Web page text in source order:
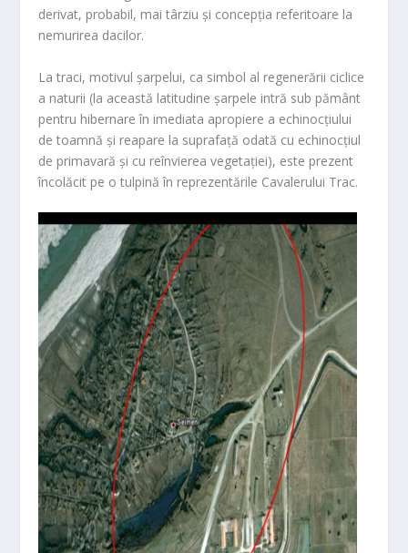
derivat, probabil, mai târziu și concepția referitoare la
nemurirea dacilor.
La traci, motivul șarpelui, ca simbol al regenerării ciclice
a naturii (la această latitudine șarpele intră sub pământ
pentru hibernare în imediata apropiere a echinocțiului
de toamnă și reapare la suprafață odată cu echinocțiul
de primavară și cu reînvierea vegetației), este prezent
încolăcit pe o tulpină în reprezentările Cavalerului Trac.